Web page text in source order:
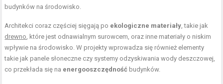
budynków na środowisko.
Architekci coraz częściej sięgają po ekologiczne materiały, takie jak
drewno, które jest odnawialnym surowcem, oraz inne materiały o niskim
wpływie na środowisko. W projekty wprowadza się również elementy
takie jak panele słoneczne czy systemy odzyskiwania wody deszczowej,
co przekłada się na energooszczędność budynków.